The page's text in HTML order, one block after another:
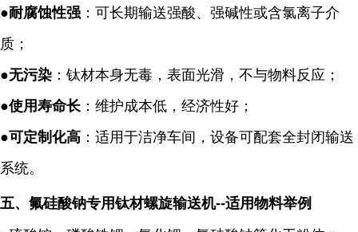
●耐腐蚀性强 ：可长期输送强酸、强碱性或含氯离子介
质；
●无污染 ：钛材本身无毒，表面光滑，不与物料反应；
●使用寿命长 ：维护成本低，经济性好；
●可定制化高 ：适用于洁净车间，设备可配套全封闭输送
系统。
五、氟硅酸钠专用钛材螺旋输送机--适用物料举例